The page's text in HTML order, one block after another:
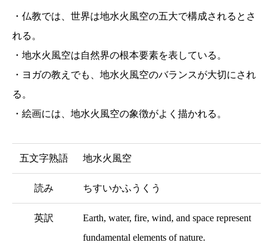
・仏教では、世界は地水火風空の五大で構成されるとさ
れる。
・地水火風空は自然界の根本要素を表している。
・ヨガの教えでも、地水火風空のバランスが大切にされ
る。
・絵画には、地水火風空の象徴がよく描かれる。
五文字熟語 地水火風空
読み ちすいかふうくう
英訳
Earth, water, fire, wind, and space represent
fundamental elements of nature.